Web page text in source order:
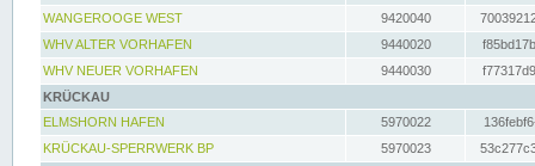
WANGEROOGE WEST
9420040
WHV ALTER VORHAFEN
9440020
WHV NEUER VORHAFEN
9440030
KRÜCKAU
ELMSHORN HAFEN
5970022
KRÜCKAU-SPERRWERK BP
5970023